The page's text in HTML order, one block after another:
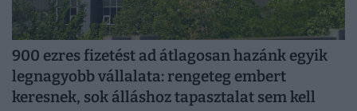
900 ezres fizetést ad átlagosan hazánk egyik
legnagyobb vállalata: rengeteg embert
keresnek, sok álláshoz tapasztalat sem kell